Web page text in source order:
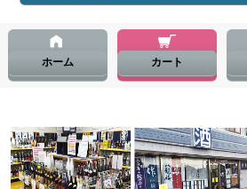
ホーム カート